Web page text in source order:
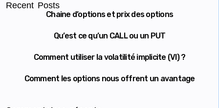
Recent Posts
Chaine d’options et prix des options
Qu’est ce qu’un CALL ou un PUT
Comment utiliser la volatilité implicite (VI) ?
Comment les options nous offrent un avantage